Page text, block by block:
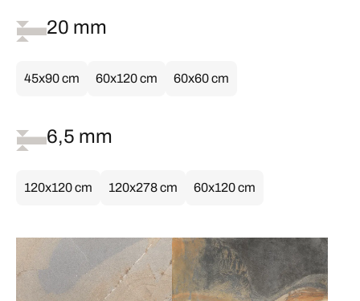
20 mm
45x90 cm 60x120 cm 60x60 cm
6,5 mm
120x120 cm 120x278 cm 60x120 cm